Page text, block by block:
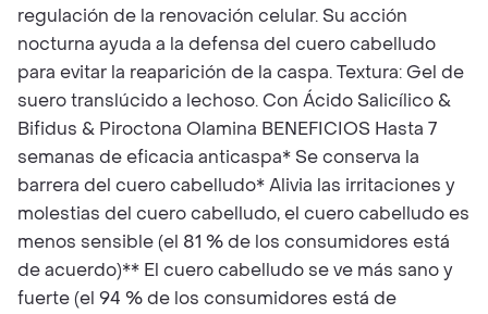
regulación de la renovación celular. Su acción
nocturna ayuda a la defensa del cuero cabelludo
para evitar la reaparición de la caspa. Textura: Gel de
suero translúcido a lechoso. Con Ácido Salicílico &
Bifidus & Piroctona Olamina BENEFICIOS Hasta 7
semanas de eficacia anticaspa* Se conserva la
barrera del cuero cabelludo* Alivia las irritaciones y
molestias del cuero cabelludo, el cuero cabelludo es
menos sensible (el 81 % de los consumidores está
de acuerdo)** El cuero cabelludo se ve más sano y
fuerte (el 94 % de los consumidores está de